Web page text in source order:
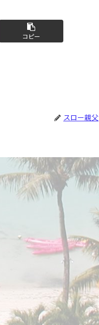
コピー
スロー親父